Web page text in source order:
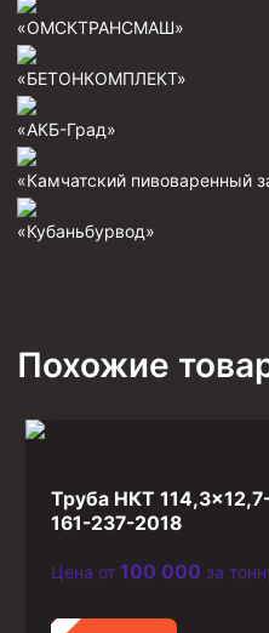
Фрезеры арбузообразные
Фрезеры стартово-
Печати свинцовые
Фрезеры пилотные
Фрезеры-долота
Метчики ловильные
Колокола ловильные
Быстроразъёмные
«ОМСКТРАНСМАШ»
«БЕТОНКОМПЛЕКТ»
«АКБ-Град»
«Камчатский пивоваренный
«Кубаньбурвод»
Похожие
Труба НКТ
161-237-2018
Цена от 100 000 за